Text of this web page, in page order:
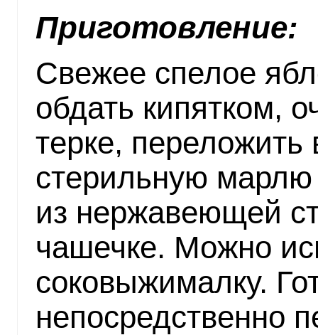
Приготовление:
Свежее спелое
обдать кипятком,
терке,
стерильную марлю
из нержавеющей
чашечке. Можно
соковыжималку.
непосредственно